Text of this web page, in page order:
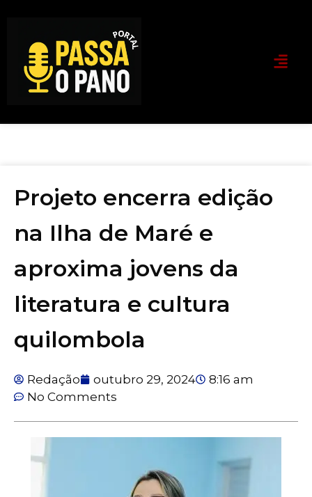
Projeto encerra edição
na Ilha de Maré e
aproxima jovens da
literatura e cultura
quilombola
Redação outubro 29, 2024
8:16 am
No Comments